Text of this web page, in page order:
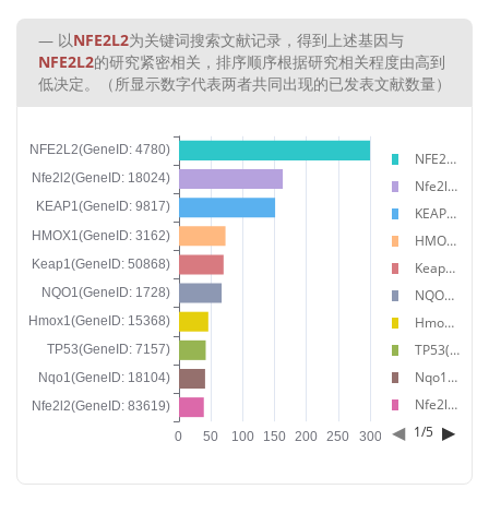
以NFE2L2为关键词搜索文献记录，得到上述基因与
NFE2L2的研究紧密相关，排序顺序根据研究相关程度由高到
低决定。（所显示数字代表两者共同出现的已发表文献数量）
NFE2L2(GeneID: 4780)
Nfe2l2(GeneID: 18024)
KEAP1(GeneID: 9817)
HMOX1(GeneID: 3162)
Keap1(GeneID: 50868)
NQO1(GeneID: 1728)
Hmox1(GeneID: 15368)
TP53(GeneID: 7157)
Nqo1(GeneID: 18104)
Nfe2l2(GeneID: 83619)
◀ 1/5 ▶